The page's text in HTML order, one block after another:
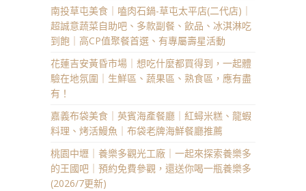
南投草屯美食｜嗑肉石鍋-草屯太平店(二代店)｜
超誠意蔬菜自助吧、多款副餐、飲品、冰淇淋吃
到飽｜高CP值聚餐首選、有專屬壽星活動
花蓮吉安黃昏市場｜想吃什麼都買得到，一起體
驗在地氛圍｜生鮮區、蔬果區、熟食區，應有盡
有！
嘉義布袋美食｜英賓海產餐廳｜紅蟳米糕、龍蝦
料理、烤活鰻魚｜布袋老牌海鮮餐廳推薦
桃園中壢｜養樂多觀光工廠｜一起來探索養樂多
的王國吧｜預約免費參觀，還送你喝一瓶養樂多
(2026/7更新)